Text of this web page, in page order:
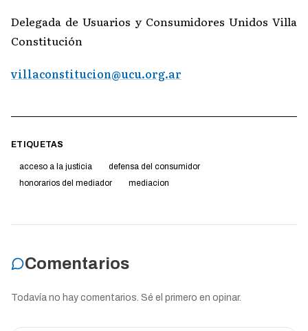
Delegada de Usuarios y Consumidores Unidos Villa
Constitución
villaconstitucion@ucu.org.ar
ETIQUETAS
acceso a la justicia
defensa del consumidor
honorarios del mediador
mediacion
Comentarios
Todavía no hay comentarios. Sé el primero en opinar.